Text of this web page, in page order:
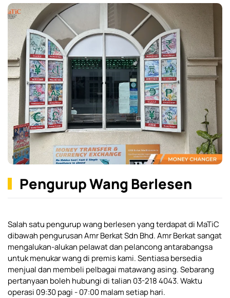
Pengurup Wang Berlesen
Salah satu pengurup wang berlesen yang terdapat di MaTiC
dibawah pengurusan Amr Berkat Sdn Bhd. Amr Berkat sangat
mengalukan-alukan pelawat dan pelancong antarabangsa
untuk menukar wang di premis kami. Sentiasa bersedia
menjual dan membeli pelbagai matawang asing. Sebarang
pertanyaan boleh hubungi di talian 03-218 4043. Waktu
operasi 09:30 pagi - 07:00 malam setiap hari.